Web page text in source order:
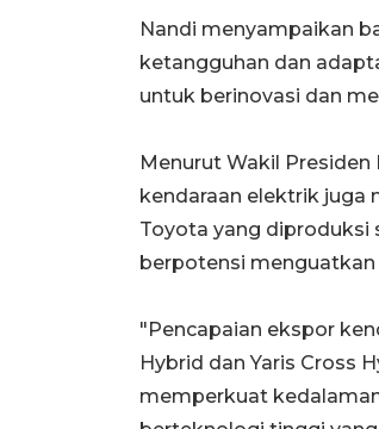
Nandi menyampaikan
ketangguhan dan
untuk berinovasi dan
Menurut Wakil Presiden
kendaraan elektrik juga
Toyota yang diproduksi
berpotensi
"Pencapaian ekspor
Hybrid dan Yaris Cross
memperkuat